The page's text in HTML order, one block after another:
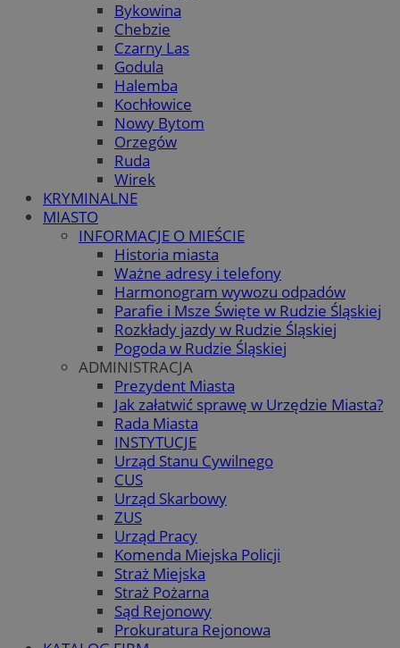
Bykowina
Chebzie
Czarny Las
Godula
Halemba
Kochłowice
Nowy Bytom
Orzegów
Ruda
Wirek
KRYMINALNE
MIASTO
INFORMACJE O MIEŚCIE
Historia miasta
Ważne adresy i telefony
Harmonogram wywozu odpadów
Parafie i Msze Święte w Rudzie Śląskiej
Rozkłady jazdy w Rudzie Śląskiej
Pogoda w Rudzie Śląskiej
ADMINISTRACJA
Prezydent Miasta
Jak załatwić sprawę w Urzędzie Miasta?
Rada Miasta
INSTYTUCJE
Urząd Stanu Cywilnego
CUS
Urząd Skarbowy
ZUS
Urząd Pracy
Komenda Miejska Policji
Straż Miejska
Straż Pożarna
Sąd Rejonowy
Prokuratura Rejonowa